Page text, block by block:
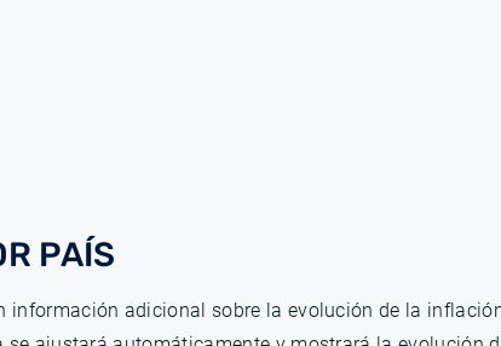
PAÍS
adicional sobre la evolución de la